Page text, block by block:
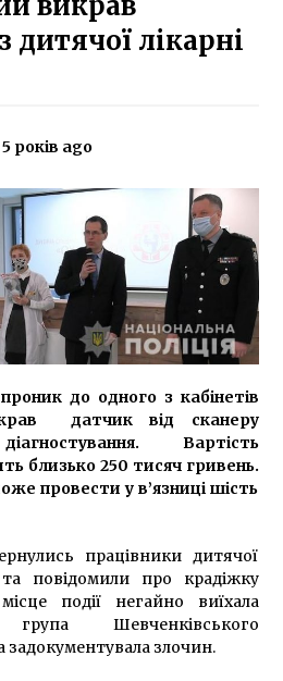
ago
демонтували Москву та написи
міст на алеї музею війни
автомобілів Kia: моделі та
ago
візит до ТЦК, Резерв+ або до
ago
у реєстрації кандидатам у
ago
району міста Києва
50 років
дитячої лікарні
років ago
до одного з кабінетів
датчик від сканеру
Вартість
близько 250 тисяч гривень.
провести у в’язниці шість
працівники дитячої
повідомили про крадіжку
події негайно виїхала
група Шевченківського
задокументувала злочин.